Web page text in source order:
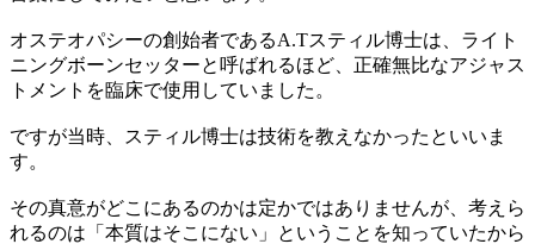
オステオパシーの創始者であるA.Tスティル博士は、ライト
ニングボーンセッターと呼ばれるほど、正確無比なアジャス
トメントを臨床で使用していました。
ですが当時、スティル博士は技術を教えなかったといいま
す。
その真意がどこにあるのかは定かではありませんが、考えら
れるのは「本質はそこにない」ということを知っていたから